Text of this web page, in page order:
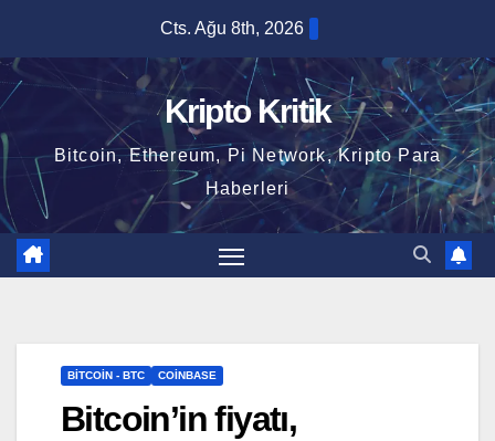
content
Cts. Ağu 8th, 2026
Kripto Kritik
Bitcoin, Ethereum, Pi Network, Kripto Para
Haberleri
BITCOIN - BTC COINBASE
Bitcoin’in fiyatı,